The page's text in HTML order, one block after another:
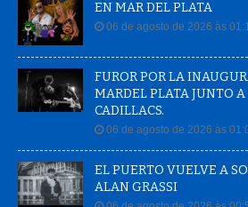
06 de agosto de 2026 às
FUROR POR LA
MARDEL PLATA JUNTO A
CADILLACS.
06 de agosto de 2026 às
EL PUERTO VUELVE A
ALAN GRASSI
06 de agosto de 2026 às